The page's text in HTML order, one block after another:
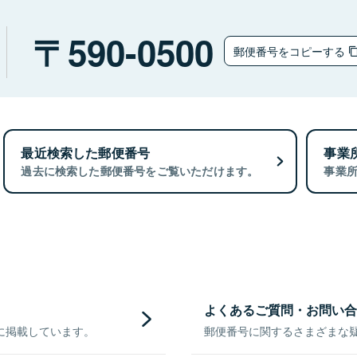
590-0500 郵便番号をコピーする
最近検索した郵便番号
過去に検索した郵便番号をご覧いただけます。
事業
事業
載しています。
よくあるご質問・お問い
郵便番号に関するさまざまな